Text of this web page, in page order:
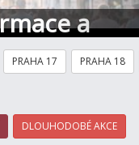
a
PRAHA 17 PRAHA 18
DLOUHODOBÉ AKCE